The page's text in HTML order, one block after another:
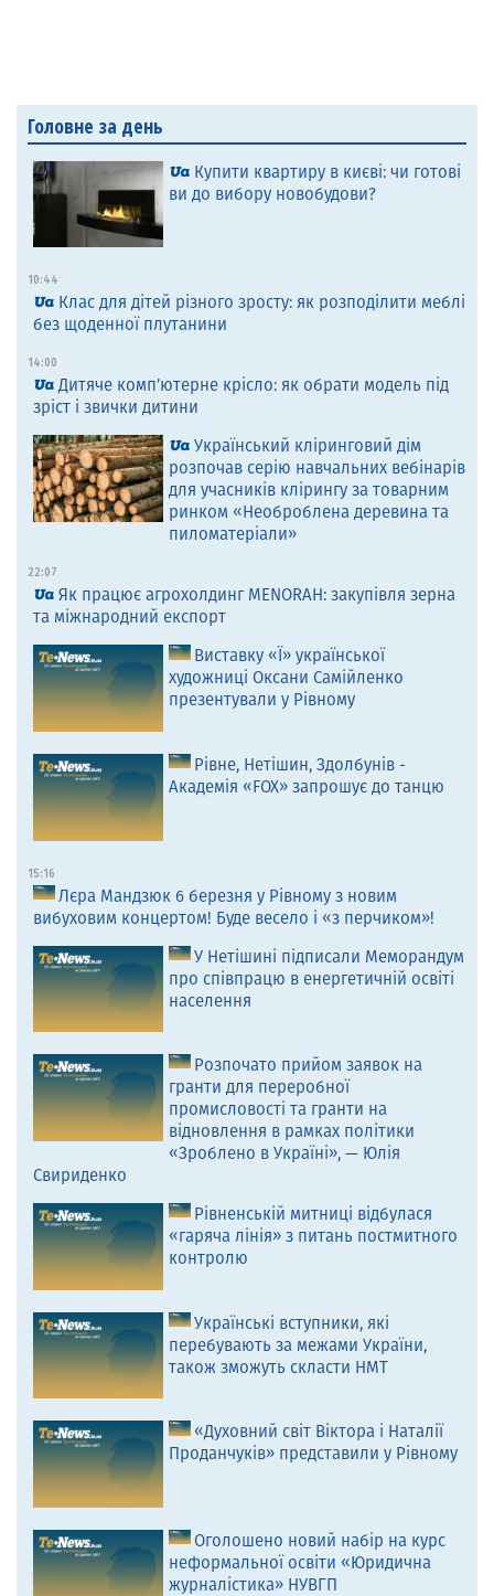
Головне за день
Купити квартиру в києві: чи готові
ви до вибору новобудови?
10:44
Клас для дітей різного зросту: як розподілити меблі
без щоденної плутанини
14:00
Дитяче комп’ютерне крісло: як обрати модель під
зріст і звички дитини
Український кліринговий дім
розпочав серію навчальних вебінарів
для учасників клірингу за товарним
ринком «Необроблена деревина та
пиломатеріали»
22:07
Як працює агрохолдинг MENORAH: закупівля зерна
та міжнародний експорт
Виставку «Ї» української
художниці Оксани Самійленко
презентували у Рівному
Рівне, Нетішин, Здолбунів -
Академія «FOX» запрошує до танцю
15:16
Лєра Мандзюк 6 березня у Рівному з новим
вибуховим концертом! Буде весело і «з перчиком»!
У Нетішині підписали Меморандум
про співпрацю в енергетичній освіті
населення
Розпочато прийом заявок на
гранти для переробної
промисловості та гранти на
відновлення в рамках політики
«Зроблено в Україні», — Юлія
Свириденко
Рівненській митниці відбулася
«гаряча лінія» з питань постмитного
контролю
Українські вступники, які
перебувають за межами України,
також зможуть скласти НМТ
«Духовний світ Віктора і Наталії
Проданчуків» представили у Рівному
Оголошено новий набір на курс
неформальної освіти «Юридична
журналістика» НУВГП